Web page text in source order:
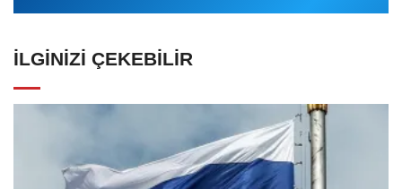
İLGINIZI ÇEKEBILIR